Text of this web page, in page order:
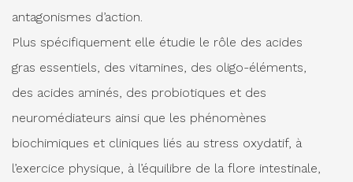
antagonismes d’action.
Plus spécifiquement elle étudie le rôle des acides
gras essentiels, des vitamines, des oligo-éléments,
des acides aminés, des probiotiques et des
neuromédiateurs ainsi que les phénomènes
biochimiques et cliniques liés au stress oxydatif, à
l’exercice physique, à l’équilibre de la flore intestinale,